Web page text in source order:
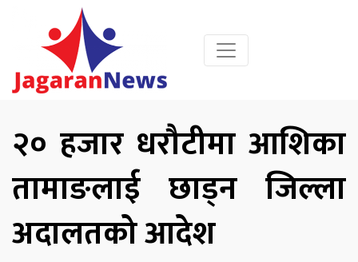
२० हजार धरौटीमा आशिका
तामाङलाई छाड्न जिल्ला
अदालतको आदेश